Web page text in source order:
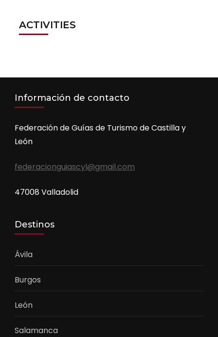
ACTIVITIES
Información de contacto
Federación de Guías de Turismo de Castilla y
León
federacionguiascyl@gmail.com
47008 Valladolid
Destinos
Ávila
Burgos
León
Salamanca